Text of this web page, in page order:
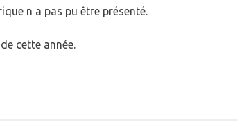
n a pas pu être présenté.
cette année.